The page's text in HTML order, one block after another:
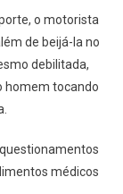
o motorista
de beijá-la no
debilitada,
homem tocando
médicos